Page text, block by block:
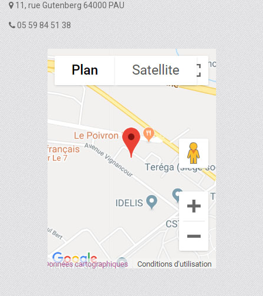
11, rue Gutenberg 64000 PAU
05 59 84 51 38